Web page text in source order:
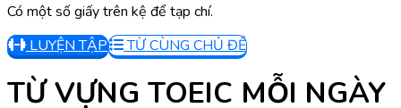
Có một số giấy trên kệ để tạp chí.
LUYỆN TẬP
TỪ CÙNG CHỦ ĐỀ
TỪ VỰNG TOEIC MỖI NGÀY